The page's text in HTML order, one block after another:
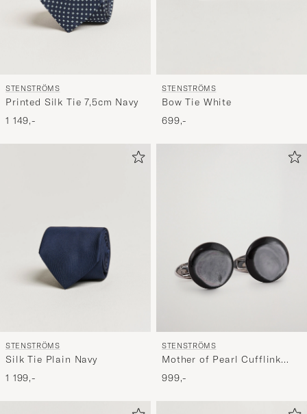
STENSTRÖMS
Printed Silk Tie 7,5cm Navy
1 149,-
STENSTRÖMS
Bow Tie White
699,-
STENSTRÖMS
Silk Tie Plain Navy
1 199,-
STENSTRÖMS
Mother of Pearl Cufflink
Grey
999,-